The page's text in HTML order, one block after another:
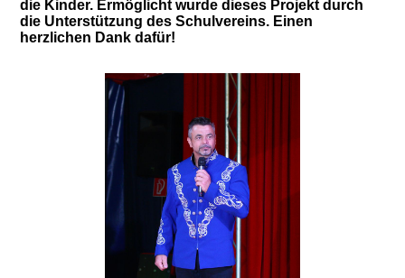
die Kinder. Ermöglicht wurde dieses Projekt durch
die Unterstützung des Schulvereins. Einen
herzlichen Dank dafür!